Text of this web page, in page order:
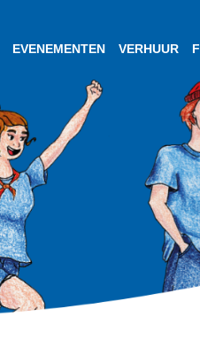
EVENEMENTEN VERHUUR